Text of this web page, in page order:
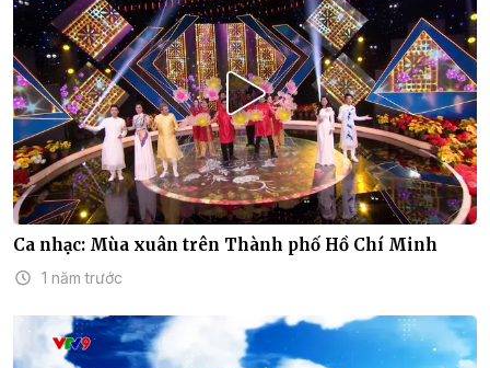
Ca nhạc: Mùa xuân trên Thành phố Hồ Chí Minh
1 năm trước